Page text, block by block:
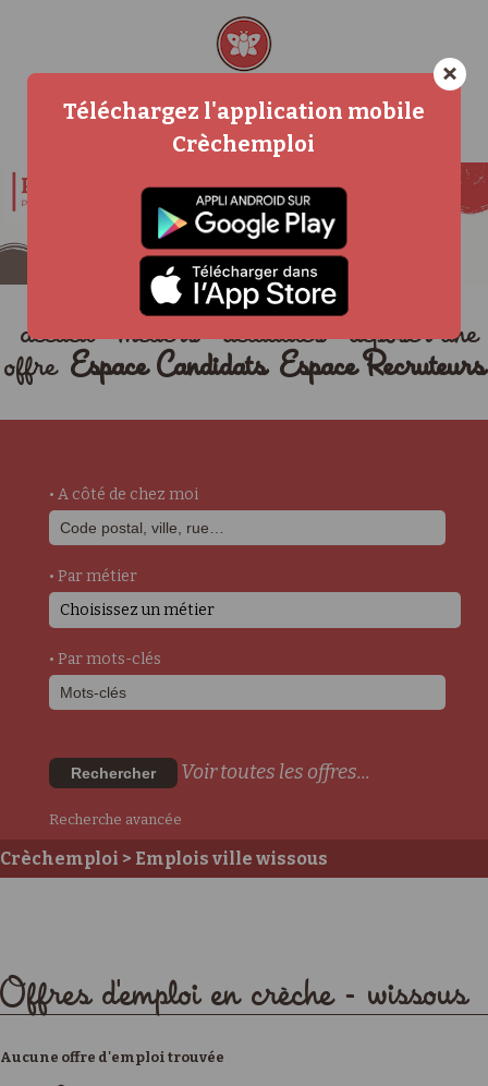
accueil métiers actualités
déposer une
offre Espace Candidats Espace Recruteurs
• A côté de chez moi
• Par métier
Choisissez un métier
• Par mots-clés
Rechercher Voir toutes les offres...
Recherche avancée
Crèchemploi > Emplois ville wissous
Offres d'emploi en crèche - wissous
Aucune offre d'emploi trouvée
×
Téléchargez l'application mobile
Crèchemploi